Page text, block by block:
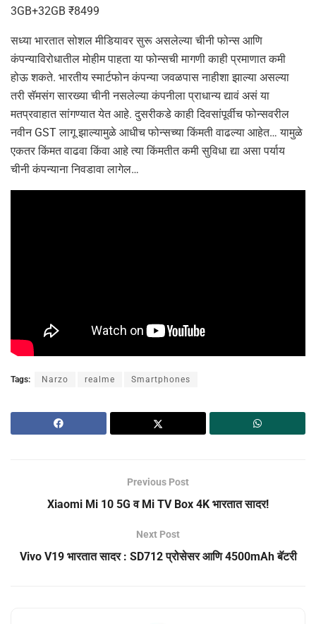
3GB+32GB ₹8499
सध्या भारतात सोशल मीडियावर सुरू असलेल्या चीनी फोन्स आणि
कंपन्याविरोधातील मोहीम पाहता या फोन्सची मागणी काही प्रमाणात कमी
होऊ शकते. भारतीय स्मार्टफोन कंपन्या जवळपास नाहीशा झाल्या असल्या
तरी सॅमसंग सारख्या चीनी नसलेल्या कंपनीला प्राधान्य द्यावं असं या
मतप्रवाहात सांगण्यात येत आहे. दुसरीकडे काही दिवसांपूर्वीच फोन्सवरील
नवीन GST लागू झाल्यामुळे आधीच फोन्सच्या किंमती वाढल्या आहेत… यामुळे
एकतर किंमत वाढवा किंवा आहे त्या किंमतीत कमी सुविधा द्या असा पर्याय
चीनी कंपन्याना निवडावा लागेल…
Tags: Narzo realme Smartphones
Previous Post
Xiaomi Mi 10 5G व Mi TV Box 4K भारतात सादर!
Next Post
Vivo V19 भारतात सादर : SD712 प्रोसेसर आणि 4500mAh बॅटरी